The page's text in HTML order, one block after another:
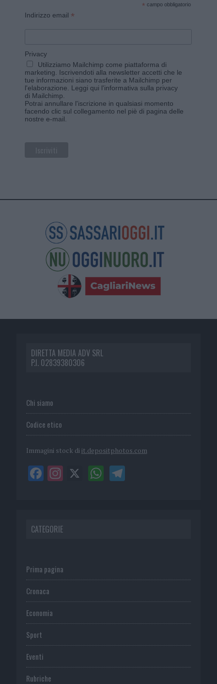
* campo obbligatorio
Indirizzo email *
Privacy
Utilizziamo Mailchimp come piattaforma di
marketing. Iscrivendoti alla newsletter accetti che le
tue informazioni siano trasferite a Mailchimp per
l'elaborazione. Leggi qui l'informativa sulla privacy
di Mailchimp
Potrai annullare l'iscrizione in qualsiasi momento
facendo clic sul collegamento nel piè di pagina delle
nostre e-mail.
DIRETTA MEDIA ADV SRL
P.I. 02839380306
Chi siamo
Codice etico
Immagini stock di it.depositphotos.com
CATEGORIE
Prima pagina
Cronaca
Economia
Sport
Eventi
Rubriche